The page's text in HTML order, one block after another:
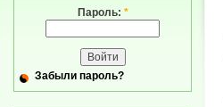
Пароль: *
Забыли пароль?